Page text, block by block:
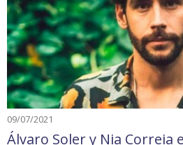
09/07/2021
Álvaro Soler y Nia Correia